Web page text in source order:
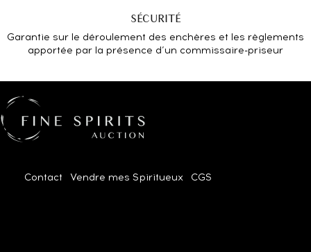
SÉCURITÉ
Garantie sur le déroulement des enchères et les règlements
apportée par la présence d’un commissaire-priseur
Contact Vendre mes Spiritueux CGS